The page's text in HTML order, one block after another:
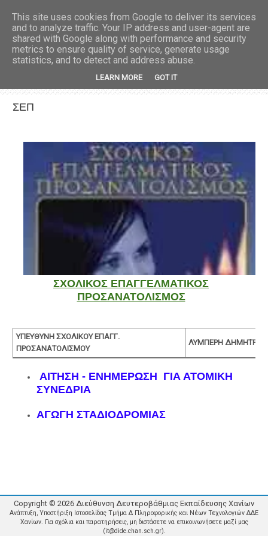
ΣΕΠ
ΣΧΟΛΙΚΟΣ ΕΠΑΓΓΕΛΜΑΤΙΚΟΣ
ΠΡΟΣΑΝΑΤΟΛΙΣΜΟΣ
ΥΠΕΥΘΥΝΗ ΣΧΟΛΙΚΟΥ ΕΠΑΓΓ.
ΠΡΟΣΑΝΑΤΟΛΙΣΜΟΥ
ΛΥΜΠΕΡΗ ΔΗΜΗΤΡΑ
ΑΙΤΗΣΗ - ΕΝΗΜΕΡΩΣΗ ΓΙΑ ΑΤΟΜΙΚΗ
ΣΥΝΕΔΡΙΑ
ΑΓΩΓΗ ΣΤΑΔΙΟΔΡΟΜΙΑΣ
Copyright © 2026 Διεύθυνση Δευτεροβάθμιας Εκπαίδευσης Χανίων
Ανάπτυξη, Υποστήριξη Ιστοσελίδας Τμήμα Δ Πληροφορικής και Νέων Τεχνολογιών ΔΔΕ
Χανίων. Για σχόλια και παρατηρήσεις, μη διστάσετε να επικοινωνήσετε μαζί μας
(it@dide.chan.sch.gr).
This site uses cookies from Google to deliver its services
and to analyze traffic. Your IP address and user-agent are
shared with Google along with performance and security
metrics to ensure quality of service, generate usage
statistics, and to detect and address abuse.
LEARN MORE GOT IT